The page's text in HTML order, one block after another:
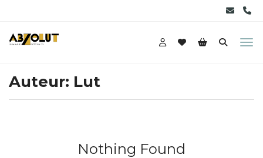
Auteur: Lut
Nothing Found